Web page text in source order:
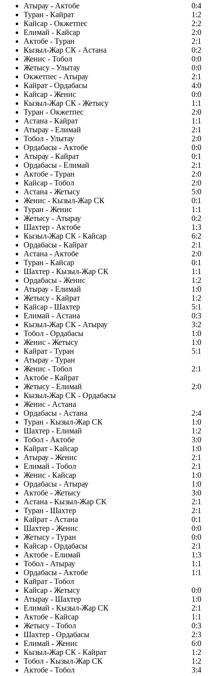
Атырау - Актобе
0:4
Туран - Кайрат
1:2
Кайсар - Окжетпес
2:2
Елимай - Кайсар
2:0
Актобе - Туран
2:1
Кызыл-Жар СК - Астана
0:2
Женис - Тобол
0:0
Жетысу - Улытау
0:0
Окжетпес - Атырау
2:1
Кайрат - Ордабасы
4:0
Кайсар - Женис
0:0
Кызыл-Жар СК - Жетысу
1:1
Туран - Окжетпес
2:0
Астана - Кайрат
1:1
Атырау - Елимай
2:1
Тобол - Улытау
2:0
Ордабасы - Актобе
0:0
Атырау - Кайрат
0:1
Ордабасы - Елимай
2:1
Актобе - Туран
2:0
Кайсар - Тобол
2:0
Астана - Жетысу
5:0
Женис - Кызыл-Жар СК
0:1
Туран - Женис
1:1
Жетысу - Атырау
0:2
Шахтер - Актобе
1:3
Кызыл-Жар СК - Кайсар
6:2
Ордабасы - Кайрат
2:1
Астана - Актобе
2:0
Туран - Кайсар
0:1
Шахтер - Кызыл-Жар СК
1:1
Ордабасы - Женис
1:2
Атырау - Елимай
1:0
Жетысу - Кайрат
1:2
Кайсар - Шахтер
5:1
Елимай - Астана
0:3
Кызыл-Жар СК - Атырау
3:2
Тобол - Ордабасы
1:0
Женис - Жетысу
1:0
Кайрат - Туран
5:1
Атырау - Туран
Женис - Тобол
2:1
Актобе - Кайрат
Жетысу - Елимай
2:0
Кызыл-Жар СК - Ордабасы
Женис - Астана
Ордабасы - Астана
2:4
Туран - Кызыл-Жар СК
1:0
Шахтер - Елимай
1:2
Тобол - Актобе
3:0
Кайрат - Кайсар
1:0
Атырау - Женис
2:1
Елимай - Тобол
2:1
Женис - Кайсар
1:0
Ордабасы - Атырау
1:0
Актобе - Жетысу
3:0
Астана - Кызыл-Жар СК
2:1
Туран - Шахтер
2:1
Кайрат - Астана
0:1
Шахтер - Женис
0:0
Жетысу - Туран
0:0
Кайсар - Ордабасы
2:1
Актобе - Елимай
1:3
Тобол - Атырау
1:1
Ордабасы - Актобе
1:1
Кайрат - Тобол
Кайсар - Жетысу
0:0
Атырау - Шахтер
1:0
Елимай - Кызыл-Жар СК
2:1
Актобе - Кайсар
1:1
Жетысу - Тобол
0:3
Шахтер - Ордабасы
2:3
Елимай - Женис
6:0
Кызыл-Жар СК - Кайрат
1:2
Тобол - Кызыл-Жар СК
1:2
Актобе - Тобол
3:4